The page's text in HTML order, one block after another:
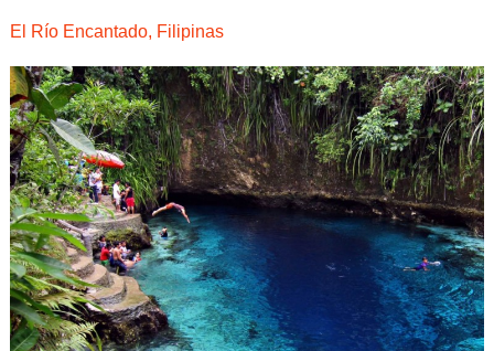
El Río Encantado, Filipinas